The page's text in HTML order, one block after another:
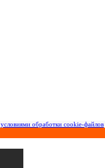
условиями обработки cookie-файлов